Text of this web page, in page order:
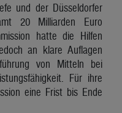
und der Düsseldorfer
20 Milliarden Euro
hatte die Hilfen
an klare Auflagen
von Mitteln bei
Für ihre
eine Frist bis Ende